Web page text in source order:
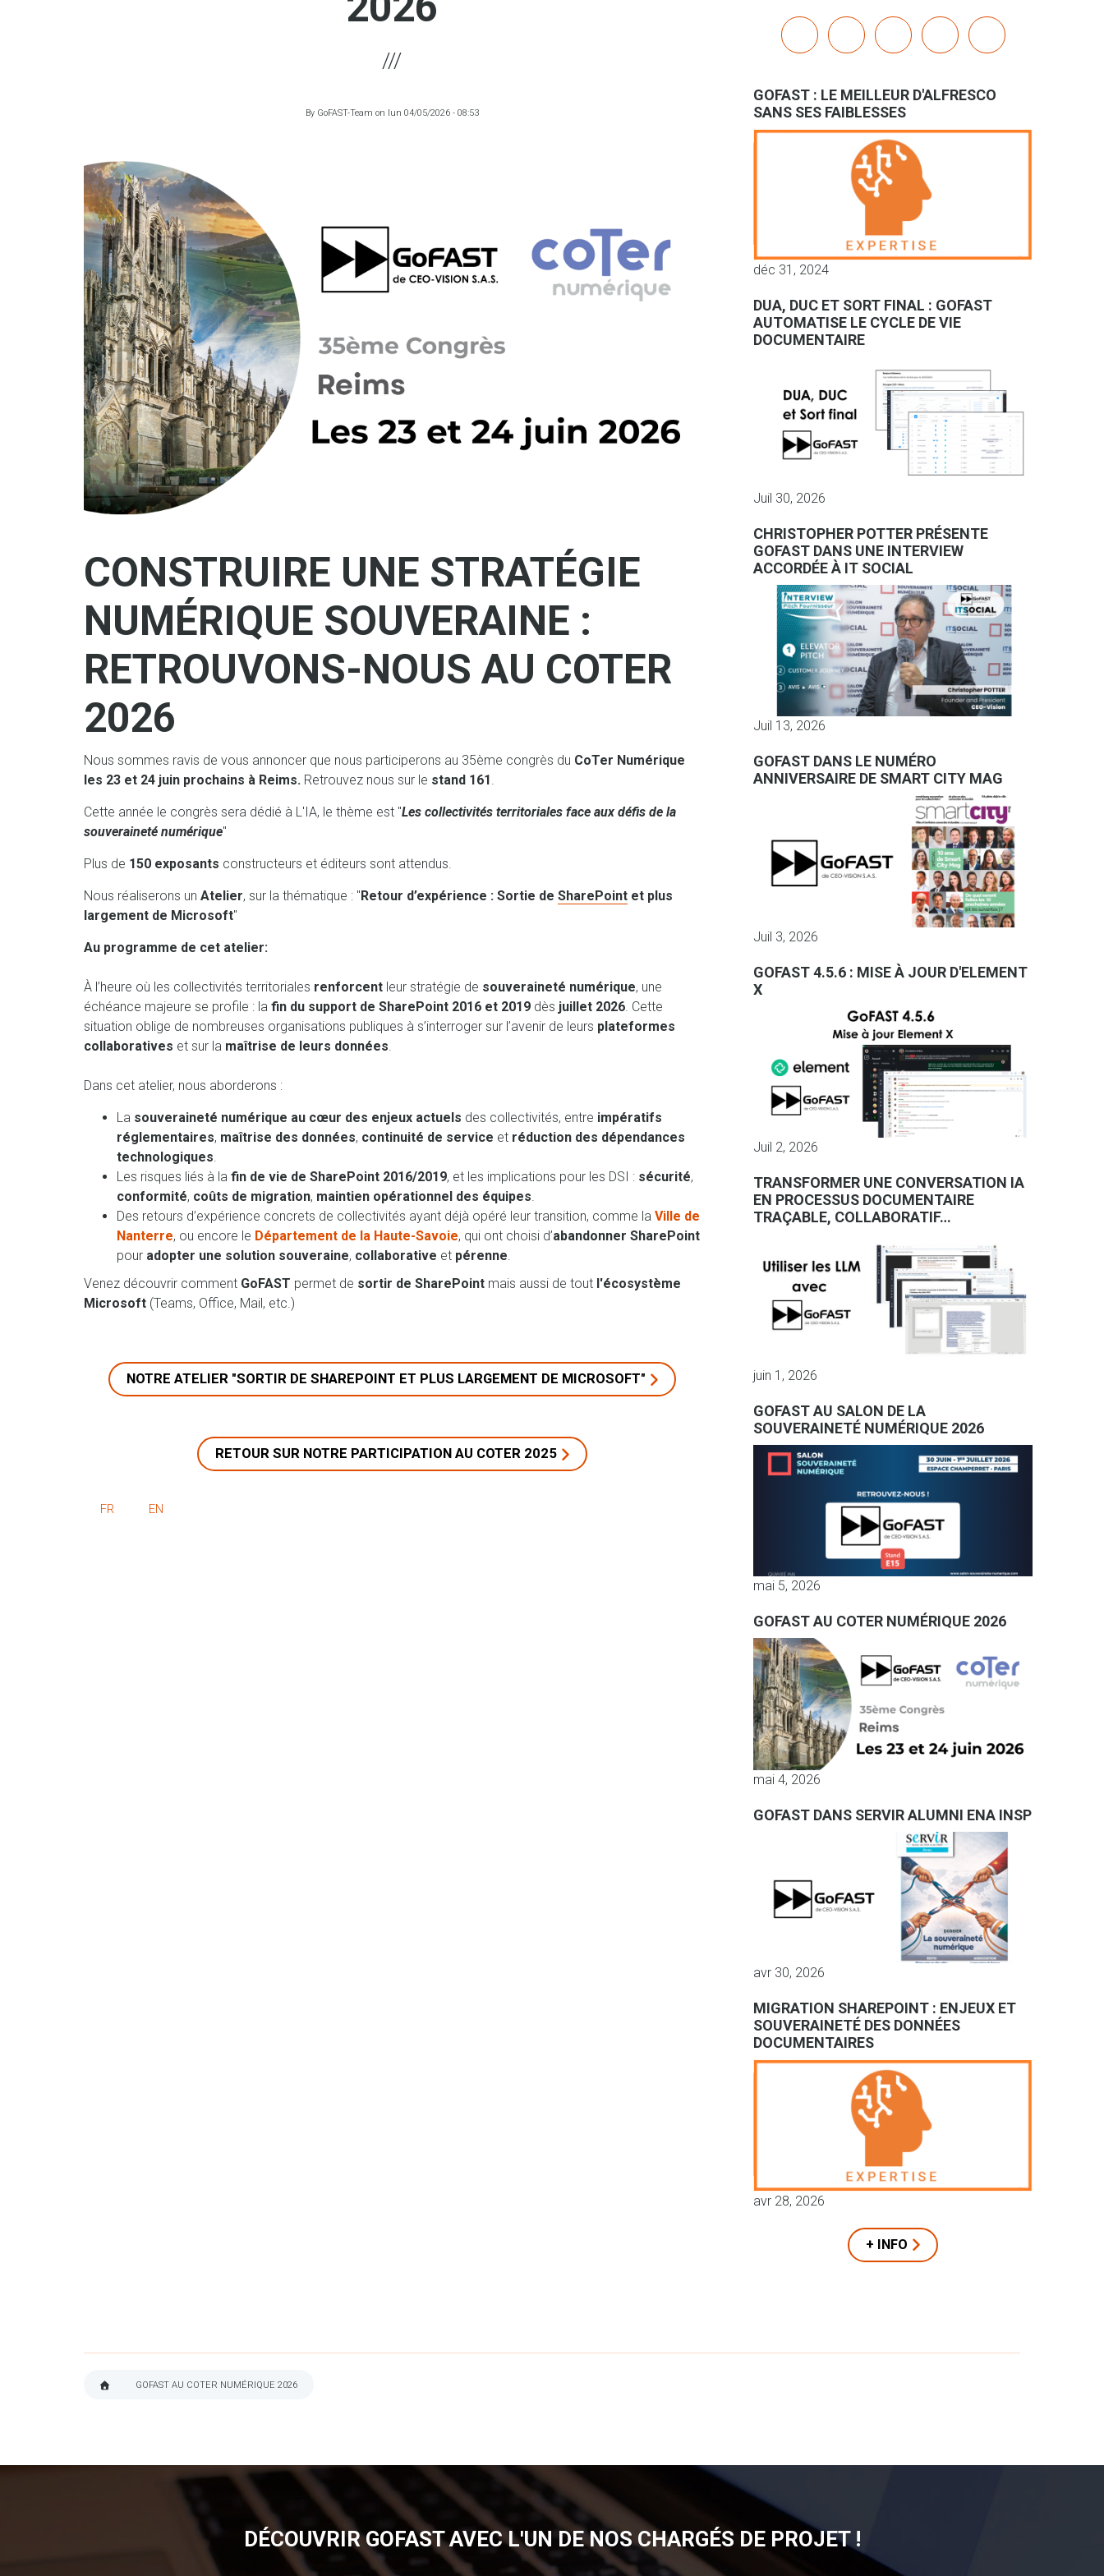
By GoFAST-Team on lun 04/05/2026 - 08:53
CONSTRUIRE UNE STRATÉGIE
NUMÉRIQUE SOUVERAINE :
RETROUVONS-NOUS AU COTER
2026
Nous sommes ravis de vous annoncer que nous participerons au 35ème congrès du CoTer Numérique
les 23 et 24 juin prochains à Reims. Retrouvez nous sur le stand 161 .
Cette année le congrès sera dédié à L'IA, le thème est "Les collectivités territoriales face aux défis de la
souveraineté numérique"
Plus de 150 exposants constructeurs et éditeurs sont attendus.
Nous réaliserons un Atelier, sur la thématique : " Retour d’expérience : Sortie de SharePoint et plus
largement de Microsoft"
Au programme de cet atelier:
À l’heure où les collectivités territoriales renforcent leur stratégie de souveraineté numérique, une
échéance majeure se profile : la fin du support de SharePoint 2016 et 2019 dès juillet 2026. Cette
situation oblige de nombreuses organisations publiques à s’interroger sur l’avenir de leurs plateformes
collaboratives et sur la maîtrise de leurs données.
Dans cet atelier, nous aborderons :
La souveraineté numérique au cœur des enjeux actuels des collectivités, entre impératifs
réglementaires, maîtrise des données, continuité de service et réduction des dépendances
technologiques.
Les risques liés à la fin de vie de SharePoint 2016/2019, et les implications pour les DSI : sécurité,
conformité, coûts de migration, maintien opérationnel des équipes.
Des retours d’expérience concrets de collectivités ayant déjà opéré leur transition, comme la Ville de
Nanterre, ou encore le Département de la Haute-Savoie, qui ont choisi d’abandonner SharePoint
pour adopter une solution souveraine, collaborative et pérenne.
Venez découvrir comment GoFAST permet de sortir de SharePoint mais aussi de tout l'écosystème
Microsoft (Teams, Office, Mail, etc.)
NOTRE ATELIER "SORTIR DE SHAREPOINT ET PLUS LARGEMENT DE MICROSOFT"
RETOUR SUR NOTRE PARTICIPATION AU COTER 2025
FR EN
linkedinyoutubebluesky mastodon
GOFAST : LE MEILLEUR D'ALFRESCO
SANS SES FAIBLESSES
déc 31, 2024
DUA, DUC ET SORT FINAL : GOFAST
AUTOMATISE LE CYCLE DE VIE
DOCUMENTAIRE
Juil 30, 2026
CHRISTOPHER POTTER PRÉSENTE
GOFAST DANS UNE INTERVIEW
ACCORDÉE À IT SOCIAL
Juil 13, 2026
GOFAST DANS LE NUMÉRO
ANNIVERSAIRE DE SMART CITY MAG
Juil 3, 2026
GOFAST 4.5.6 : MISE À JOUR D'ELEMENT
X
Juil 2, 2026
TRANSFORMER UNE CONVERSATION IA
EN PROCESSUS DOCUMENTAIRE
TRAÇABLE, COLLABORATIF…
juin 1, 2026
GOFAST AU SALON DE LA
SOUVERAINETÉ NUMÉRIQUE 2026
mai 5, 2026
GOFAST AU COTER NUMÉRIQUE 2026
mai 4, 2026
GOFAST DANS SERVIR ALUMNI ENA INSP
avr 30, 2026
MIGRATION SHAREPOINT : ENJEUX ET
SOUVERAINETÉ DES DONNÉES
DOCUMENTAIRES
avr 28, 2026
+ INFO
GOFAST AU COTER NUMÉRIQUE 2026
DÉCOUVRIR GOFAST AVEC L'UN DE NOS CHARGÉS DE PROJET !